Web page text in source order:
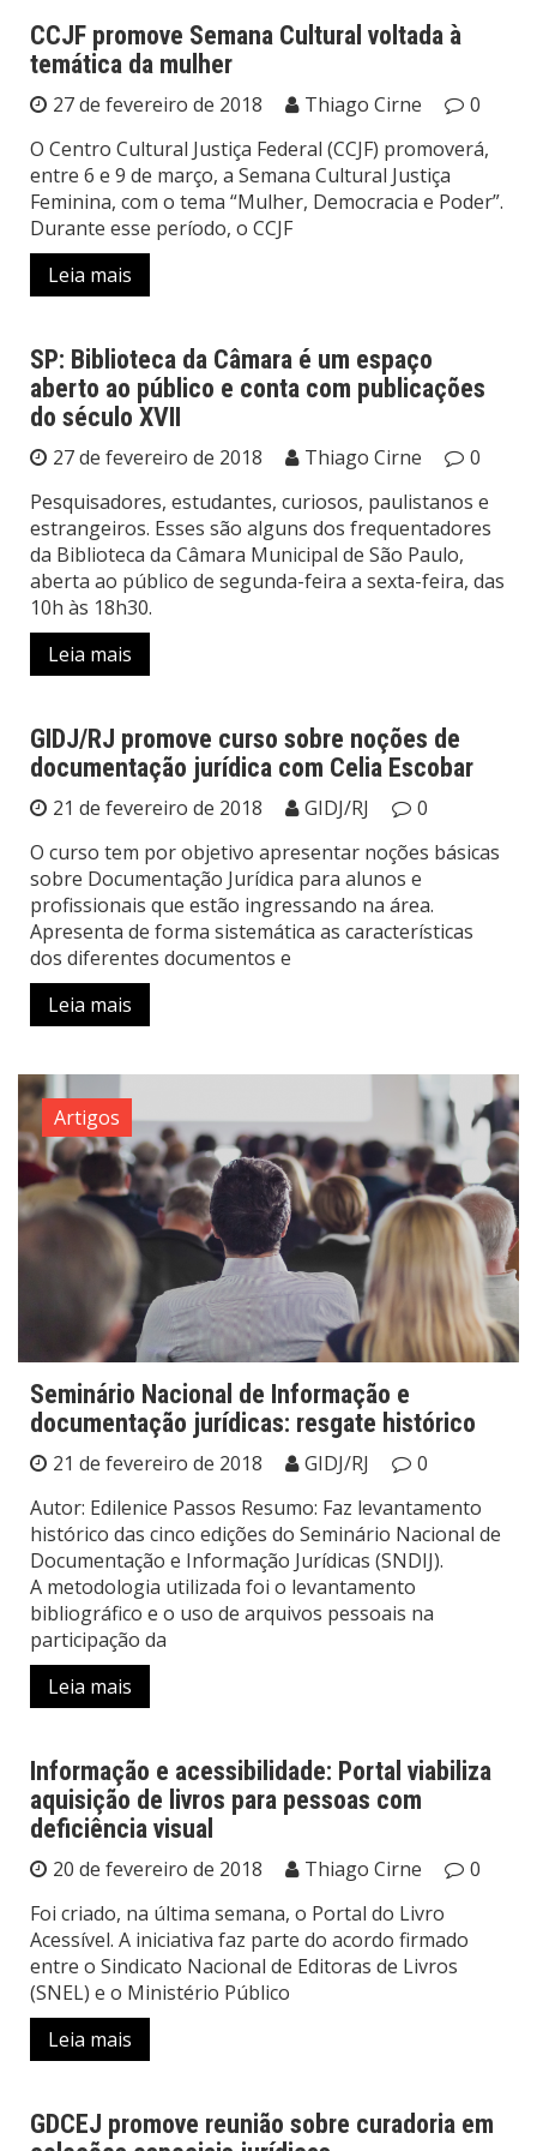
Notícias
CCJF promove Semana Cultural voltada à
temática da mulher
27 de fevereiro de 2018 Thiago Cirne
0
O Centro Cultural Justiça Federal (CCJF) promoverá,
entre 6 e 9 de março, a Semana Cultural Justiça
Feminina, com o tema “Mulher, Democracia e Poder”.
Durante esse período, o CCJF
Leia mais
Notícias
SP: Biblioteca da Câmara é um espaço
aberto ao público e conta com publicações
do século XVII
27 de fevereiro de 2018 Thiago Cirne
0
Pesquisadores, estudantes, curiosos, paulistanos e
estrangeiros. Esses são alguns dos frequentadores
da Biblioteca da Câmara Municipal de São Paulo,
aberta ao público de segunda-feira a sexta-feira, das
10h às 18h30.
Leia mais
Notícias
GIDJ/RJ promove curso sobre noções de
documentação jurídica com Celia Escobar
21 de fevereiro de 2018 GIDJ/RJ
0
O curso tem por objetivo apresentar noções básicas
sobre Documentação Jurídica para alunos e
profissionais que estão ingressando na área.
Apresenta de forma sistemática as características
dos diferentes documentos e
Leia mais
Artigos
Seminário Nacional de Informação e
documentação jurídicas: resgate histórico
21 de fevereiro de 2018 GIDJ/RJ
0
Autor: Edilenice Passos Resumo: Faz levantamento
histórico das cinco edições do Seminário Nacional de
Documentação e Informação Jurídicas (SNDIJ).
A metodologia utilizada foi o levantamento
bibliográfico e o uso de arquivos pessoais na
participação da
Leia mais
Notícias
Informação e acessibilidade: Portal viabiliza
aquisição de livros para pessoas com
deficiência visual
20 de fevereiro de 2018 Thiago Cirne
0
Foi criado, na última semana, o Portal do Livro
Acessível. A iniciativa faz parte do acordo firmado
entre o Sindicato Nacional de Editoras de Livros
(SNEL) e o Ministério Público
Leia mais
GDCEJ promove reunião sobre curadoria em